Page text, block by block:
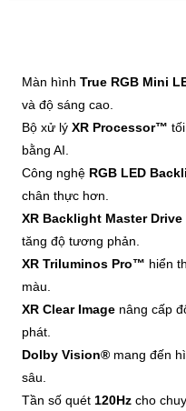
Màn hình True RGB Mini
và độ sáng cao.
Bộ xử lý XR Processor™
bằng AI.
Công nghệ RGB LED
chân thực hơn.
XR Backlight Master Drive
tăng độ tương phản.
XR Triluminos Pro™ hiển
màu.
XR Clear Image nâng cấp
phát.
Dolby Vision® mang đến
sâu.
Tần số quét 120Hz cho